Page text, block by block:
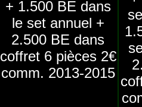
+ 1.500 BE dans
le set annuel +
2.500 BE dans
coffret 6 pièces 2€
comm. 2013-2015